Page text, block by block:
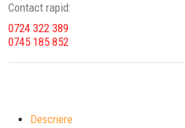
Contact rapid:
0724 322 389
0745 185 852
Descriere